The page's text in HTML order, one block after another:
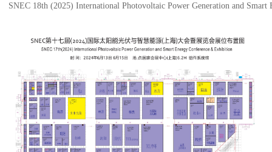
SNEC 18th (2025) International Photovoltaic Power Generation and